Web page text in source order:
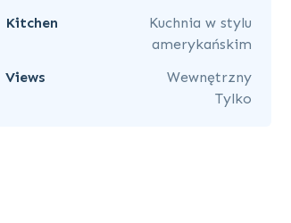
Kitchen
Kuchnia w stylu
amerykańskim
Views
Wewnętrzny
Tylko